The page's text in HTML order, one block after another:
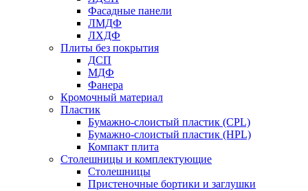
Фасадные панели
ЛМДФ
ЛХДФ
Плиты без покрытия
ДСП
МДФ
Фанера
Кромочный материал
Пластик
Бумажно-слоистый пластик (CPL)
Бумажно-слоистый пластик (HPL)
Компакт плита
Столешницы и комплектующие
Столешницы
Пристеночные бортики и заглушки